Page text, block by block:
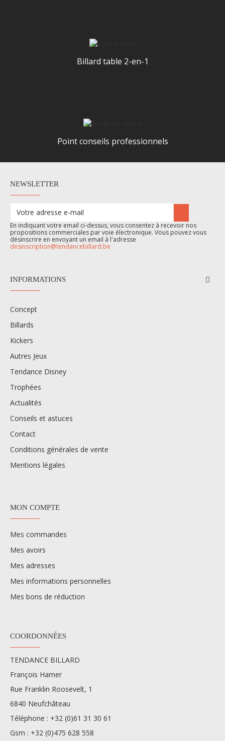
Billard table 2-en-1
Point conseils professionnels
NEWSLETTER
En indiquant votre email ci-dessus, vous consentez à recevoir nos
propositions commerciales par voie électronique. Vous pouvez vous
désinscrire en envoyant un email à l'adresse
desinscription@tendancebillard.be
INFORMATIONS
Concept
Billards
Kickers
Autres Jeux
Tendance Disney
Trophées
Actualités
Conseils et astuces
Contact
Conditions générales de vente
Mentions légales
MON COMPTE
Mes commandes
Mes avoirs
Mes adresses
Mes informations personnelles
Mes bons de réduction
COORDONNÉES
TENDANCE BILLARD
François Hamer
Rue Franklin Roosevelt, 1
6840 Neufchâteau
Téléphone : +32 (0)61 31 30 61
Gsm : +32 (0)475 628 558